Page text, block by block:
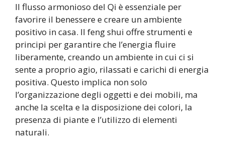
Il flusso armonioso del Qi è essenziale per
favorire il benessere e creare un ambiente
positivo in casa. Il feng shui offre strumenti e
principi per garantire che l’energia fluire
liberamente, creando un ambiente in cui ci si
sente a proprio agio, rilassati e carichi di energia
positiva. Questo implica non solo
l’organizzazione degli oggetti e dei mobili, ma
anche la scelta e la disposizione dei colori, la
presenza di piante e l’utilizzo di elementi
naturali.